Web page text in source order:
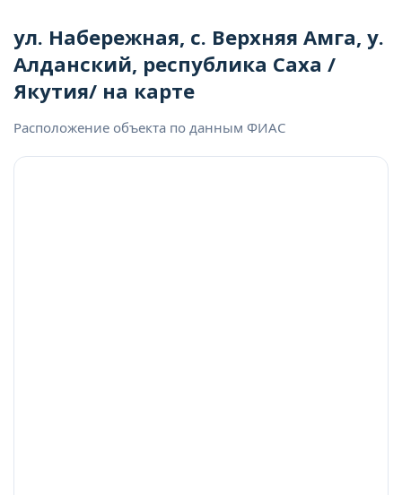
ул. Набережная, с. Верхняя Амга, у.
Алданский, республика Саха /
Якутия/ на карте
Расположение объекта по данным ФИАС